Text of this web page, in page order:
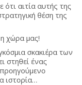
αιτία αυτής της
θέση της
χώρα μας!
σκακιέρα των
στηθεί ένας
ιστορία…